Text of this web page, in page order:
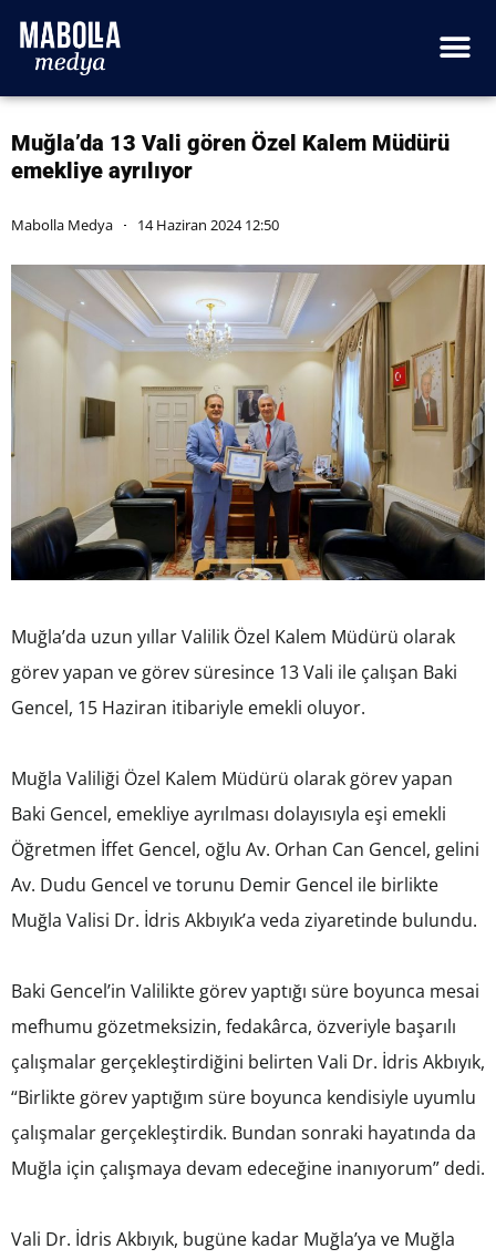
Muğla’da 13 Vali gören Özel Kalem Müdürü
emekliye ayrılıyor
Mabolla Medya 14 Haziran 2024 12:50
Muğla’da uzun yıllar Valilik Özel Kalem Müdürü olarak
görev yapan ve görev süresince 13 Vali ile çalışan Baki
Gencel, 15 Haziran itibariyle emekli oluyor.
Muğla Valiliği Özel Kalem Müdürü olarak görev yapan
Baki Gencel, emekliye ayrılması dolayısıyla eşi emekli
Öğretmen İffet Gencel, oğlu Av. Orhan Can Gencel, gelini
Av. Dudu Gencel ve torunu Demir Gencel ile birlikte
Muğla Valisi Dr. İdris Akbıyık’a veda ziyaretinde bulundu.
Baki Gencel’in Valilikte görev yaptığı süre boyunca mesai
mefhumu gözetmeksizin, fedakârca, özveriyle başarılı
çalışmalar gerçekleştirdiğini belirten Vali Dr. İdris Akbıyık,
“Birlikte görev yaptığım süre boyunca kendisiyle uyumlu
çalışmalar gerçekleştirdik. Bundan sonraki hayatında da
Muğla için çalışmaya devam edeceğine inanıyorum” dedi.
Vali Dr. İdris Akbıyık, bugüne kadar Muğla’ya ve Muğla